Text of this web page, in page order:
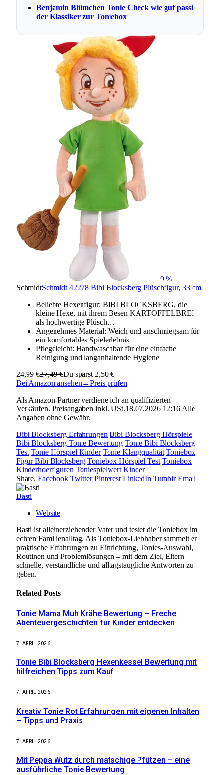
Benjamin Blümchen Tonie Check wie gut passt
der Klassiker zur Toniebox
−9 %
SchmidtSchmidt 42278 Bibi Blocksberg Plüschfigur, 33 cm
Beliebte Hexenfigur: BIBI BLOCKSBERG, die
kleine Hexe, mit ihrem Besen KARTOFFELBREI
als hochwertige Plüsch…
Angenehmes Material: Weich und anschmiegsam für
ein komfortables Spielerlebnis
Pflegeleicht: Handwaschbar für eine einfache
Reinigung und langanhaltende Hygiene
24,99 €27,49 €Du sparst 2,50 €
Bei Amazon ansehen →Preis prüfen
Als Amazon-Partner verdiene ich an qualifizierten
Verkäufen. Preisangaben inkl. USt.18.07.2026 12:16 Alle
Angaben ohne Gewähr.
Bibi Blocksberg Erfahrungen Bibi Blocksberg Hörspiele
Bibi Blocksberg Tonie Bewertung Tonie Bibi Blocksberg
Test Tonie Hörspiel Kinder Tonie Klangqualität Toniebox
Figur Bibi Blocksberg Toniebox Hörspiel Test Toniebox
Kinderhoerfiguren Toniespielwert Kinder
Share. Facebook Twitter Pinterest LinkedIn Tumblr Email
Basti
Website
Basti ist alleinerziehender Vater und testet die Toniebox im
echten Familienalltag. Als Toniebox-Liebhaber sammelt er
praktische Erfahrungen zu Einrichtung, Tonies-Auswahl,
Routinen und Problemlösungen – mit dem Ziel, Eltern
schnelle, verständliche und alltagstaugliche Antworten zu
geben.
Related Posts
Tonie Mama Muh Krähe Bewertung – Freche
Abenteuergeschichten für Kinder entdecken
7. APRIL 2026
Tonie Bibi Blocksberg Hexenkessel Bewertung mit
hilfreichen Tipps zum Kauf
7. APRIL 2026
Kreativ Tonie Rot Erfahrungen mit eigenen Inhalten
– Tipps und Praxis
7. APRIL 2026
Mit Peppa Wutz durch matschige Pfützen – eine
ausführliche Tonie Bewertung